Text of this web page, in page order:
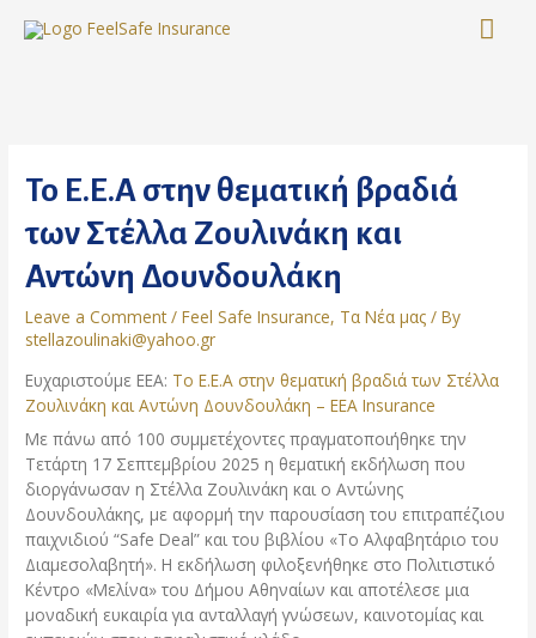
Το Ε.Ε.Α στην θεματική βραδιά
των Στέλλα Ζουλινάκη και
Αντώνη Δουνδουλάκη
Leave a Comment /Feel Safe Insurance, Τα Νέα μας / By
stellazoulinaki@yahoo.gr
Ευχαριστούμε ΕΕΑ: Το Ε.Ε.Α στην θεματική βραδιά των Στέλλα
Ζουλινάκη και Αντώνη Δουνδουλάκη – EEA Insurance
Με πάνω από 100 συμμετέχοντες πραγματοποιήθηκε την
Τετάρτη 17 Σεπτεμβρίου 2025 η θεματική εκδήλωση που
διοργάνωσαν η Στέλλα Ζουλινάκη και ο Αντώνης
Δουνδουλάκης, με αφορμή την παρουσίαση του επιτραπέζιου
παιχνιδιού “Safe Deal” και του βιβλίου «Το Αλφαβητάριο του
Διαμεσολαβητή». Η εκδήλωση φιλοξενήθηκε στο Πολιτιστικό
Κέντρο «Μελίνα» του Δήμου Αθηναίων και αποτέλεσε μια
μοναδική ευκαιρία για ανταλλαγή γνώσεων, καινοτομίας και